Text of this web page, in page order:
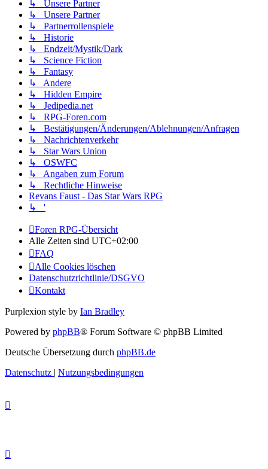
↳ Unsere Partner
↳ Unsere Partner
↳ Partnerrollenspiele
↳ Historie
↳ Endzeit/Mystik/Dark
↳ Science Fiction
↳ Fantasy
↳ Andere
↳ Hidden Empire
↳ Jedipedia.net
↳ RPG-Foren.com
↳ Bestätigungen/Änderungen/Ablehnungen/Anfragen
↳ Nachrichtenverkehr
↳ Star Wars Union
↳ OSWFC
↳ Angaben zum Forum
↳ Rechtliche Hinweise
Revans Faust - Das Star Wars RPG
↳ '
Foren RPG-Übersicht
Alle Zeiten sind UTC+02:00
FAQ
Alle Cookies löschen
Datenschutzrichtlinie/DSGVO
Kontakt
Purplexion style by Ian Bradley
Powered by phpBB® Forum Software © phpBB Limited
Deutsche Übersetzung durch phpBB.de
Datenschutz | Nutzungsbedingungen